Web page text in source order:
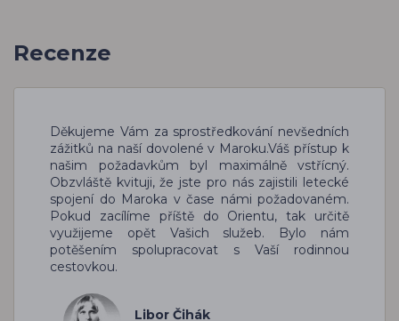
Recenze
Děkujeme Vám za sprostředkování nevšedních
zážitků na naší dovolené v Maroku.Váš přístup k
našim požadavkům byl maximálně vstřícný.
Obzvláště kvituji, že jste pro nás zajistili letecké
spojení do Maroka v čase námi požadovaném.
Pokud zacílíme příště do Orientu, tak určitě
využijeme opět Vašich služeb. Bylo nám
potěšením spolupracovat s Vaší rodinnou
cestovkou.
Libor Čihák